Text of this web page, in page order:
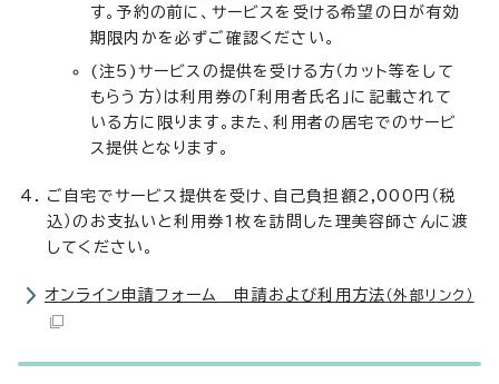
す。予約の前に、サービスを受ける希望の日が有効
期限内かを必ずご確認ください。
(注5)サービスの提供を受ける方（カット等をして
もらう方）は利用券の「利用者氏名」に記載されて
いる方に限ります。また、利用者の居宅でのサービ
ス提供となります。
ご自宅でサービス提供を受け、自己負担額2,000円（税
込）のお支払いと利用券1枚を訪問した理美容師さんに渡
してください。
オンライン申請フォーム 申請および利用方法 （外部リンク）